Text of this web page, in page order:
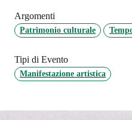
Argomenti
Patrimonio culturale
Tipi di Evento
Manifestazione artistica